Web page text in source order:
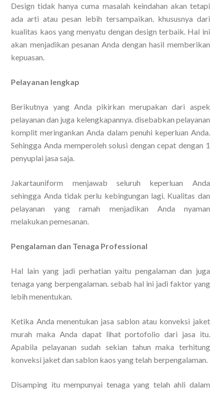
Design tidak hanya cuma masalah keindahan akan tetapi
ada arti atau pesan lebih tersampaikan. khususnya dari
kualitas kaos yang menyatu dengan design terbaik. Hal ini
akan menjadikan pesanan Anda dengan hasil memberikan
kepuasan.
Pelayanan lengkap
Berikutnya yang Anda pikirkan merupakan dari aspek
pelayanan dan juga kelengkapannya. disebabkan pelayanan
komplit meringankan Anda dalam penuhi keperluan Anda.
Sehingga Anda memperoleh solusi dengan cepat dengan 1
penyuplai jasa saja.
Jakartauniform menjawab seluruh keperluan Anda
sehingga Anda tidak perlu kebingungan lagi. Kualitas dan
pelayanan yang ramah menjadikan Anda nyaman
melakukan pemesanan.
Pengalaman dan Tenaga Professional
Hal lain yang jadi perhatian yaitu pengalaman dan juga
tenaga yang berpengalaman. sebab hal ini jadi faktor yang
lebih menentukan.
Ketika Anda menentukan jasa sablon atau konveksi jaket
murah maka Anda dapat lihat portofolio dari jasa itu.
Apabila pelayanan sudah sekian tahun maka terhitung
konveksi jaket dan sablon kaos yang telah berpengalaman.
Disamping itu mempunyai tenaga yang telah ahli dalam